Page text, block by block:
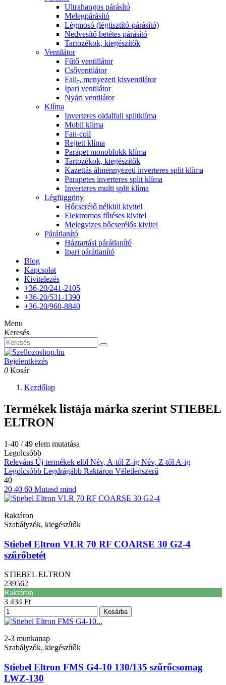
Ultrahangos párásító
Melegpárásító
Légmosó (légtisztító-párásító)
Nedvesítő betétes párásító
Tartozékok, kiegészítők
Ventilátor
Fűtő ventillátor
Csőventilátor
Fali-, menyezeti kisventilátor
Ipari ventilátor
Nyári ventilátor
Klíma
Inverteres oldalfali splitklíma
Mobil klíma
Fan-coil
Rejtett klíma
Parapet monoblokk klíma
Tartozékok, kiegészítők
Kazettás álmennyezeti inverteres split klíma
Parapetes inverteres split klíma
Inverteres multi split klíma
Légfüggöny
Hőcserélő nélküli kivitel
Elektromos fűtéses kivitel
Melegvizes hőcserélős kivitel
Párátlanító
Háztartási párátlanító
Ipari párátlanító
Blog
Kapcsolat
Kivitelezés
+36-20/241-2105
+36-20/531-1390
+36-20/960-8840
Menu
Keresés
Bejelentkezés
0 Kosár
Kezdőlap
Termékek listája márka szerint STIEBEL
ELTRON
1-40 / 49 elem mutatása
Legolcsóbb
Releváns Új termékek elöl Név, A-tól Z-ig Név, Z-től A-ig
Legolcsóbb Legdrágább Raktáron Véletlenszerű
40
20 40 60 Mutasd mind
Raktáron
Szabályzók, kiegészítők
Stiebel Eltron VLR 70 RF COARSE 30 G2-4
szűrőbetét
STIEBEL ELTRON
239562
Raktáron
3 434 Ft
Kosárba
2-3 munkanap
Szabályzók, kiegészítők
Stiebel Eltron FMS G4-10 130/135 szűrőcsomag
LWZ-130